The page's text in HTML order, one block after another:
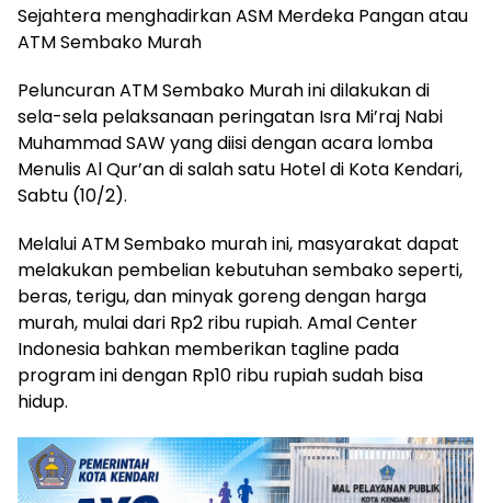
Sejahtera menghadirkan ASM Merdeka Pangan atau
ATM Sembako Murah
Peluncuran ATM Sembako Murah ini dilakukan di
sela-sela pelaksanaan peringatan Isra Mi’raj Nabi
Muhammad SAW yang diisi dengan acara lomba
Menulis Al Qur’an di salah satu Hotel di Kota Kendari,
Sabtu (10/2).
Melalui ATM Sembako murah ini, masyarakat dapat
melakukan pembelian kebutuhan sembako seperti,
beras, terigu, dan minyak goreng dengan harga
murah, mulai dari Rp2 ribu rupiah. Amal Center
Indonesia bahkan memberikan tagline pada
program ini dengan Rp10 ribu rupiah sudah bisa
hidup.